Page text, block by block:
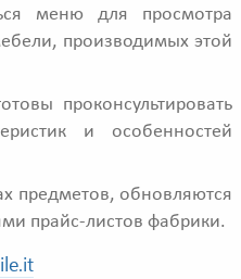
меню для просмотра
производимых этой
проконсультировать
и особенностей
предметов, обновляются
прайс-листов фабрики.